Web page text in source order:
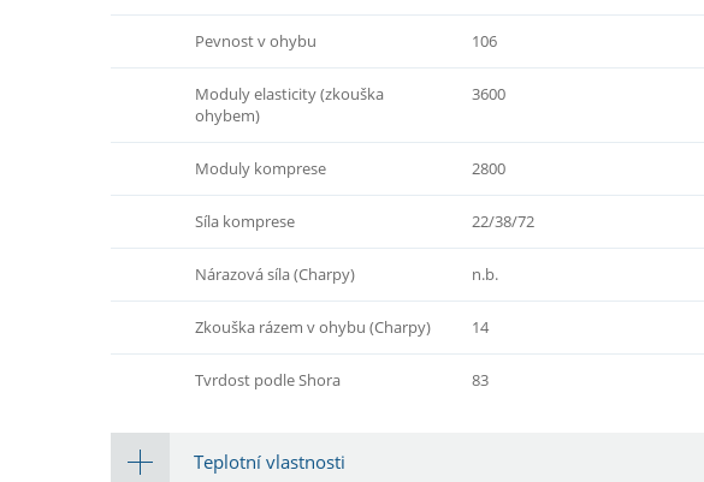
Pevnost v ohybu 106
Moduly elasticity (zkouška
ohybem)
3600
Moduly komprese 2800
Síla komprese 22/38/72
Nárazová síla (Charpy) n.b.
Zkouška rázem v ohybu (Charpy) 14
Tvrdost podle Shora 83
Teplotní vlastnosti